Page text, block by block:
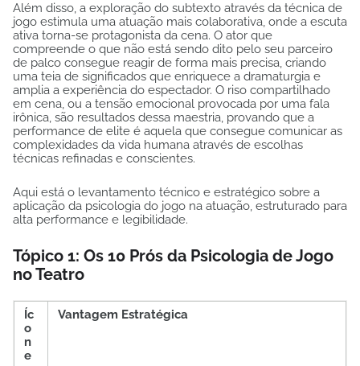
Além disso, a exploração do subtexto através da técnica de
jogo estimula uma atuação mais colaborativa, onde a escuta
ativa torna-se protagonista da cena. O ator que
compreende o que não está sendo dito pelo seu parceiro
de palco consegue reagir de forma mais precisa, criando
uma teia de significados que enriquece a dramaturgia e
amplia a experiência do espectador. O riso compartilhado
em cena, ou a tensão emocional provocada por uma fala
irônica, são resultados dessa maestria, provando que a
performance de elite é aquela que consegue comunicar as
complexidades da vida humana através de escolhas
técnicas refinadas e conscientes.
Aqui está o levantamento técnico e estratégico sobre a
aplicação da psicologia do jogo na atuação, estruturado para
alta performance e legibilidade.
Tópico 1: Os 10 Prós da Psicologia de Jogo
no Teatro
Íc
o
n
e
Vantagem Estratégica